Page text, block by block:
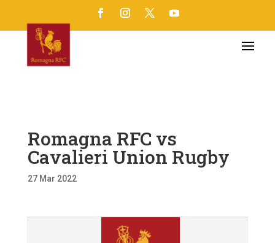
Romagna RFC vs
Cavalieri Union Rugby
27 Mar 2022